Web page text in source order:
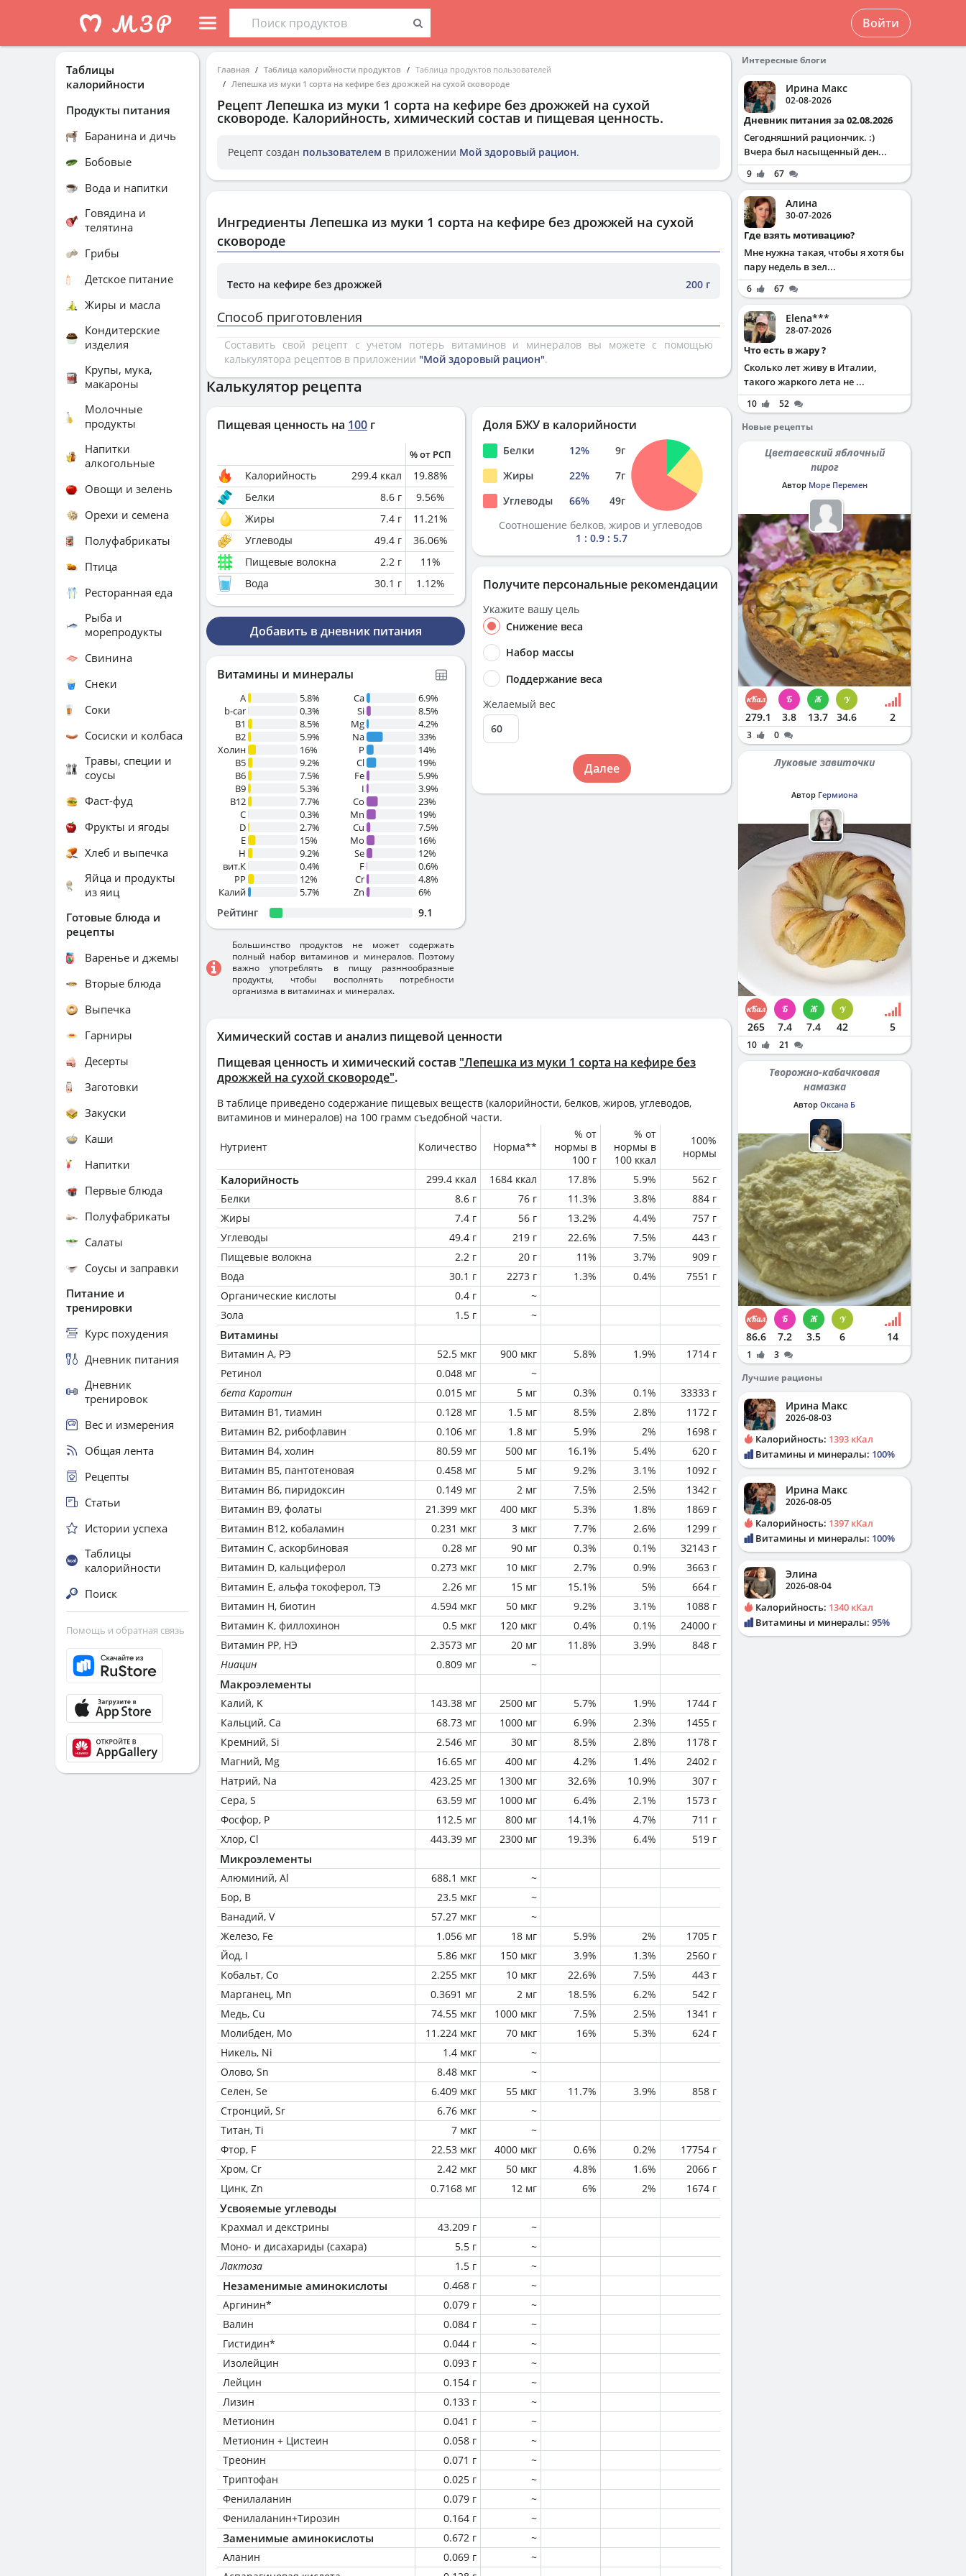
Войти
Главная Таблица калорийности продуктов
Таблица продуктов пользователей
Лепешка из муки 1 сорта на кефире без дрожжей на сухой сковороде
Рецепт Лепешка из муки 1 сорта на кефире без дрожжей на сухой
сковороде. Калорийность, химический состав и пищевая ценность.
Рецепт создан пользователем в приложении Мой здоровый рацион.
Ингредиенты Лепешка из муки 1 сорта на кефире без дрожжей на сухой
сковороде
Тесто на кефире без дрожжей 200 г
Способ приготовления
Составить свой рецепт с учетом потерь витаминов и минералов вы можете с помощью
калькулятора рецептов в приложении "Мой здоровый рацион".
Химический состав и анализ пищевой ценности
Пищевая ценность и химический состав "Лепешка из муки 1 сорта на кефире без
дрожжей на сухой сковороде".
В таблице приведено содержание пищевых веществ (калорийности, белков, жиров, углеводов,
витаминов и минералов) на 100 грамм съедобной части.
Нутриент Количество Норма**
% от
нормы в
100 г
% от
нормы в
100 ккал
100%
нормы
Калорийность 299.4 ккал 1684 ккал 17.8% 5.9%
562 г
Белки
8.6 г 76 г 11.3% 3.8%
884 г
Жиры
7.4 г 56 г 13.2% 4.4%
757 г
Углеводы
49.4 г 219 г 22.6% 7.5%
443 г
Пищевые волокна
2.2 г 20 г 11% 3.7%
909 г
Вода
30.1 г 2273 г 1.3% 0.4%
7551 г
Органические кислоты
0.4 г
~
Зола
1.5 г ~
Витамины
Витамин А, РЭ 52.5 мкг 900 мкг 5.8% 1.9%
1714 г
Ретинол
0.048 мг
~
бета Каротин
0.015 мг 5 мг 0.3% 0.1%
33333 г
Витамин В1, тиамин
0.128 мг 1.5 мг 8.5% 2.8%
1172 г
Витамин В2, рибофлавин
0.106 мг 1.8 мг 5.9% 2%
1698 г
Витамин В4, холин
80.59 мг 500 мг 16.1% 5.4%
620 г
Витамин В5, пантотеновая
0.458 мг 5 мг 9.2% 3.1%
1092 г
Витамин В6, пиридоксин
0.149 мг 2 мг 7.5% 2.5%
1342 г
Витамин В9, фолаты
21.399 мкг 400 мкг 5.3% 1.8%
1869 г
Витамин В12, кобаламин
0.231 мкг 3 мкг 7.7% 2.6%
1299 г
Витамин C, аскорбиновая
0.28 мг 90 мг 0.3% 0.1%
32143 г
Витамин D, кальциферол
0.273 мкг 10 мкг 2.7% 0.9%
3663 г
Витамин Е, альфа токоферол, ТЭ
2.26 мг 15 мг 15.1% 5%
664 г
Витамин Н, биотин
4.594 мкг 50 мкг 9.2% 3.1%
1088 г
Витамин К, филлохинон
0.5 мкг 120 мкг 0.4% 0.1%
24000 г
Витамин РР, НЭ
2.3573 мг 20 мг 11.8% 3.9%
848 г
Ниацин
0.809 мг ~
Макроэлементы
Калий, K 143.38 мг 2500 мг 5.7% 1.9%
1744 г
Кальций, Ca
68.73 мг 1000 мг 6.9% 2.3%
1455 г
Кремний, Si
2.546 мг 30 мг 8.5% 2.8%
1178 г
Магний, Mg
16.65 мг 400 мг 4.2% 1.4%
2402 г
Натрий, Na
423.25 мг 1300 мг 32.6% 10.9%
307 г
Сера, S
63.59 мг 1000 мг 6.4% 2.1%
1573 г
Фосфор, P
112.5 мг 800 мг 14.1% 4.7%
711 г
Хлор, Cl
443.39 мг 2300 мг 19.3% 6.4% 519 г
Микроэлементы
Алюминий, Al 688.1 мкг
~
Бор, B
23.5 мкг
~
Ванадий, V
57.27 мкг
~
Железо, Fe
1.056 мг 18 мг 5.9% 2%
1705 г
Йод, I
5.86 мкг 150 мкг 3.9% 1.3%
2560 г
Кобальт, Co
2.255 мкг 10 мкг 22.6% 7.5%
443 г
Марганец, Mn
0.3691 мг 2 мг 18.5% 6.2%
542 г
Медь, Cu
74.55 мкг 1000 мкг 7.5% 2.5%
1341 г
Молибден, Mo
11.224 мкг 70 мкг 16% 5.3%
624 г
Никель, Ni
1.4 мкг
~
Олово, Sn
8.48 мкг
~
Селен, Se
6.409 мкг 55 мкг 11.7% 3.9%
858 г
Стронций, Sr
6.76 мкг
~
Титан, Ti
7 мкг
~
Фтор, F
22.53 мкг 4000 мкг 0.6% 0.2%
17754 г
Хром, Cr
2.42 мкг 50 мкг 4.8% 1.6%
2066 г
Цинк, Zn
0.7168 мг 12 мг 6% 2% 1674 г
Усвояемые углеводы
Крахмал и декстрины 43.209 г
~
Моно- и дисахариды (сахара)
5.5 г
~
Лактоза
1.5 г ~
Незаменимые аминокислоты 0.468 г
~
Аргинин*
0.079 г
~
Валин
0.084 г
~
Гистидин*
0.044 г
~
Изолейцин
0.093 г
~
Лейцин
0.154 г
~
Лизин
0.133 г
~
Метионин
0.041 г
~
Метионин + Цистеин
0.058 г
~
Треонин
0.071 г
~
Триптофан
0.025 г
~
Фенилаланин
0.079 г
~
Фенилаланин+Тирозин
0.164 г ~
Заменимые аминокислоты 0.672 г
~
Аланин
0.069 г
~
Калькулятор рецепта
Пищевая ценность на 100 г
% от РСП
Калорийность 299.4 ккал 19.88%
Белки
8.6 г 9.56%
Жиры
7.4 г 11.21%
Углеводы
49.4 г 36.06%
Пищевые волокна
2.2 г 11%
Вода
30.1 г 1.12%
Добавить в дневник питания
Витамины и минералы
A
5.8%
b-car
0.3%
В1
8.5%
B2
5.9%
Холин
16%
B5
9.2%
B6
7.5%
B9
5.3%
B12
7.7%
C
0.3%
D
2.7%
E
15%
H
9.2%
вит.К
0.4%
PP
12%
Калий
5.7%
Ca
6.9%
Si
8.5%
Mg
4.2%
Na
33%
P
14%
Cl
19%
Fe
5.9%
I
3.9%
Co
23%
Mn
19%
Cu
7.5%
Mo
16%
Se
12%
F
0.6%
Cr
4.8%
Zn
6%
Рейтинг 9.1
Большинство продуктов не может содержать
полный набор витаминов и минералов. Поэтому
важно употреблять в пищу разннообразные
продукты, чтобы восполнять потребности
организма в витаминах и минералах.
Доля БЖУ в калорийности
Белки 12% 9г
Жиры
22% 7г
Углеводы
66% 49г
Соотношение белков, жиров и углеводов
1 : 0.9 : 5.7
Получите персональные рекомендации
Укажите вашу цель
Снижение веса
Набор массы
Поддержание веса
Желаемый вес
Далее
Таблицы
калорийности
Продукты питания
Баранина и дичь
Бобовые
Вода и напитки
Говядина и
телятина
Грибы
Детское питание
Жиры и масла
Кондитерские
изделия
Крупы, мука,
макароны
Молочные
продукты
Напитки
алкогольные
Овощи и зелень
Орехи и семена
Полуфабрикаты
Птица
Ресторанная еда
Рыба и
морепродукты
Свинина
Снеки
Соки
Сосиски и колбаса
Травы, специи и
соусы
Фаст-фуд
Фрукты и ягоды
Хлеб и выпечка
Яйца и продукты
из яиц
Готовые блюда и
рецепты
Варенье и джемы
Вторые блюда
Выпечка
Гарниры
Десерты
Заготовки
Закуски
Каши
Напитки
Первые блюда
Полуфабрикаты
Салаты
Соусы и заправки
Питание и
тренировки
Курс похудения
Дневник питания
Дневник
тренировок
Вес и измерения
Общая лента
Рецепты
Статьи
Истории успеха
Таблицы
калорийности
Поиск
Помощь и обратная связь
Интересные блоги
Ирина Макс
02-08-2026
Дневник питания за 02.08.2026
Сегодняшний рациончик. :)
Вчера был насыщенный ден...
9 67
Алина
30-07-2026
Где взять мотивацию?
Мне нужна такая, чтобы я хотя бы
пару недель в зел...
6 67
Elena***
28-07-2026
Что есть в жару ?
Сколько лет живу в Италии,
такого жаркого лета не ...
10
52
Новые рецепты
Цветаевский яблочный
пирог
Автор Море Перемен
279.1 3.8 13.7 34.6 2
3 0
Луковые завиточки
Автор Гермиона
265 7.4 7.4 42 5
10 21
Творожно-кабачковая
намазка
Автор Оксана Б
86.6 7.2 3.5 6 14
1
3
Лучшие рационы
Ирина Макс
2026-08-03
Калорийность: 1393 кКал
Витамины и минералы: 100%
Ирина Макс
2026-08-05
Калорийность: 1397 кКал
Витамины и минералы: 100%
Элина
2026-08-04
Калорийность: 1340 кКал
Витамины и минералы: 95%